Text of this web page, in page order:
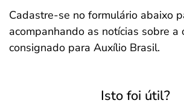
Cadastre-se no formulário abaixo
acompanhando as notícias sobre a
consignado para Auxílio Brasil.
Isto foi útil?